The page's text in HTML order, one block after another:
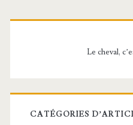
Barre
Le cheval,
CATÉGORIES